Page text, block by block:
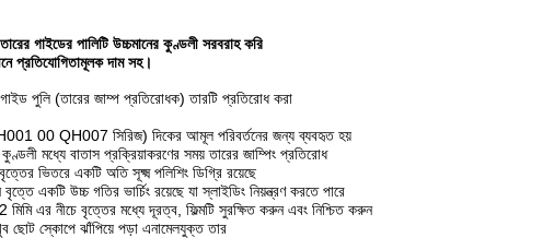
গাইডের পালিটি উচ্চমানের কুণ্ডলী সরবরাহ করি
প্রতিযোগিতামূলক দাম সহ।
পুলি (তারের জাম্প প্রতিরোধক) তারটি প্রতিরোধ করা
00 QH007 সিরিজ) দিকের আমূল পরিবর্তনের জন্য ব্যবহৃত হয়
কুণ্ডলী মধ্যে বাতাস প্রক্রিয়াকরণের সময় তারের জাম্পিং প্রতিরোধ
ভিতরে একটি অতি সূক্ষ্ম পলিশিং ডিগ্রি রয়েছে
একটি উচ্চ গতির ভার্চিং রয়েছে যা স্লাইডিং নিয়ন্ত্রণ করতে পারে
এর নীচে বৃত্তের মধ্যে দূরত্ব, ফিল্মটি সুরক্ষিত করুন এবং নিশ্চিত করুন
ছোট স্কোপে ঝাঁপিয়ে পড়া এনামেলযুক্ত তার